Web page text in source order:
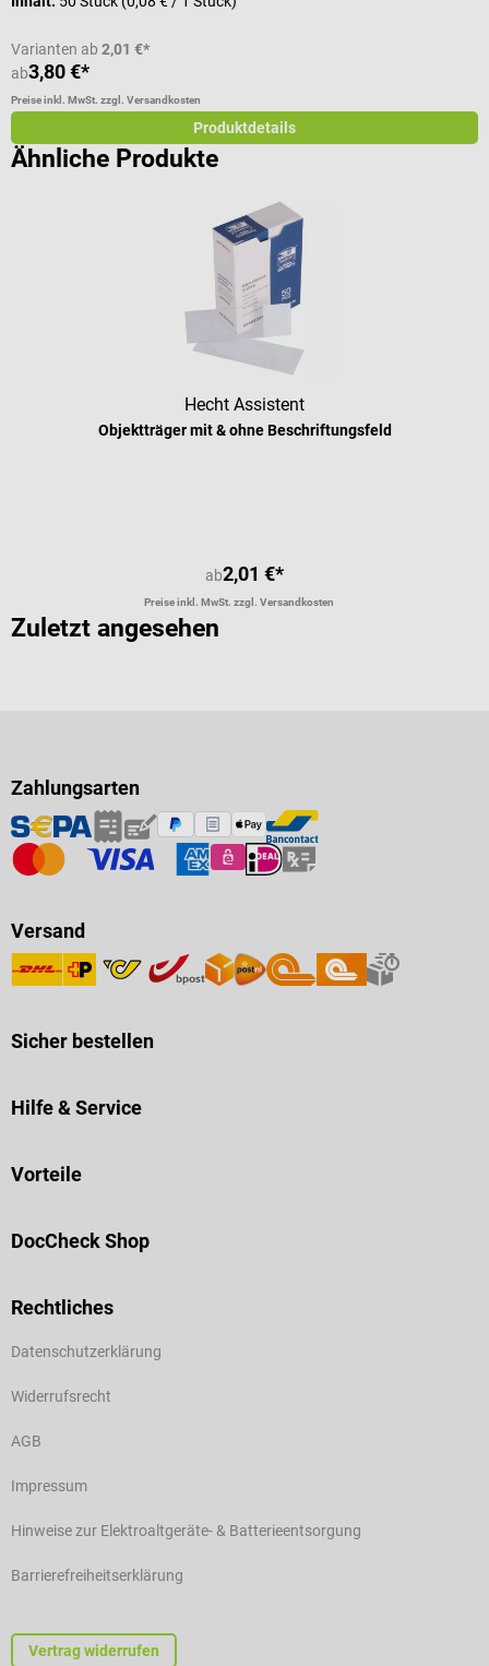
Varianten ab 2,01 €*
ab3,80 €*
Preise inkl. MwSt. zzgl. Versandkosten
Produktdetails
Ähnliche Produkte
Hecht Assistent
Objektträger mit & ohne Beschriftungsfeld
ab2,01 €*
Preise inkl. MwSt. zzgl. Versandkosten
Zuletzt angesehen
Zahlungsarten
Versand
Sicher bestellen
Hilfe & Service
Vorteile
DocCheck Shop
Rechtliches
Datenschutzerklärung
Widerrufsrecht
AGB
Impressum
Hinweise zur Elektroaltgeräte- & Batterieentsorgung
Barrierefreiheitserklärung
Vertrag widerrufen